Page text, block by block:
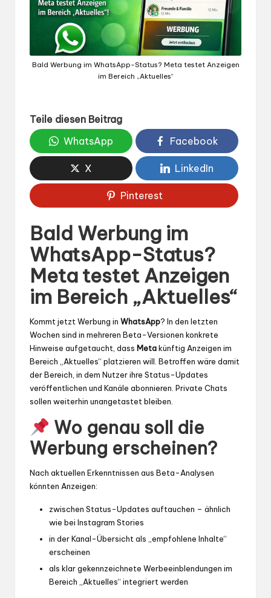
Bald Werbung im WhatsApp-Status? Meta testet Anzeigen
im Bereich „Aktuelles“
Teile diesen Beitrag
WhatsApp
Facebook
X LinkedIn
Pinterest
Bald Werbung im
WhatsApp-Status?
Meta testet Anzeigen
im Bereich „Aktuelles“
Kommt jetzt Werbung in WhatsApp? In den letzten
Wochen sind in mehreren Beta-Versionen konkrete
Hinweise aufgetaucht, dass Metakünftig Anzeigen im
Bereich „Aktuelles“ platzieren will. Betroffen wäre damit
der Bereich, in dem Nutzer ihre Status-Updates
veröffentlichen und Kanäle abonnieren. Private Chats
sollen weiterhin unangetastet bleiben.
Wo genau soll die
Werbung erscheinen?
Nach aktuellen Erkenntnissen aus Beta-Analysen
könnten Anzeigen:
zwischen Status-Updates auftauchen – ähnlich
wie bei Instagram Stories
in der Kanal-Übersicht als „empfohlene Inhalte“
erscheinen
als klar gekennzeichnete Werbeeinblendungen im
Bereich „Aktuelles“ integriert werden